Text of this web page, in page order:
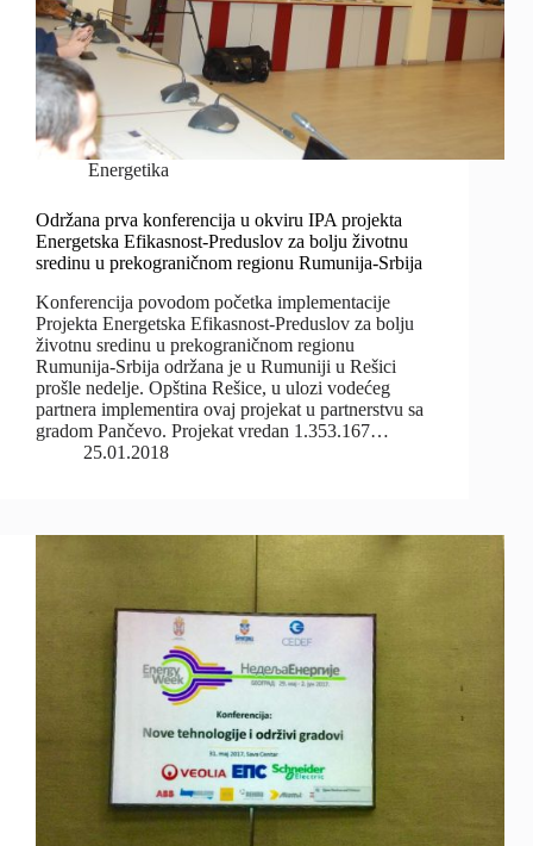
Energetika
Održana prva konferencija u okviru IPA projekta
Energetska Efikasnost-Preduslov za bolju životnu
sredinu u prekograničnom regionu Rumunija-Srbija
Konferencija povodom početka implementacije
Projekta Energetska Efikasnost-Preduslov za bolju
životnu sredinu u prekograničnom regionu
Rumunija-Srbija održana je u Rumuniji u Rešici
prošle nedelje. Opština Rešice, u ulozi vodećeg
partnera implementira ovaj projekat u partnerstvu sa
gradom Pančevo. Projekat vredan 1.353.167…
25.01.2018